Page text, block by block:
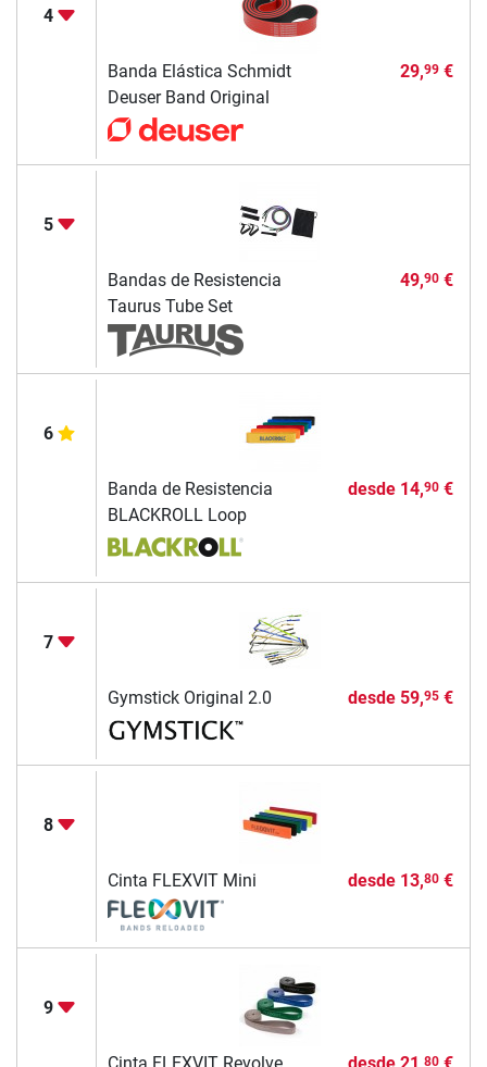
4
Banda Elástica Schmidt
Deuser Band Original
29,99€
5
Bandas de Resistencia
Taurus Tube Set
49,90€
6
Banda de Resistencia
BLACKROLL Loop
desde 14,90€
7
Gymstick Original 2.0 desde 59,95€
8
Cinta FLEXVIT Mini desde 13,80€
9
80